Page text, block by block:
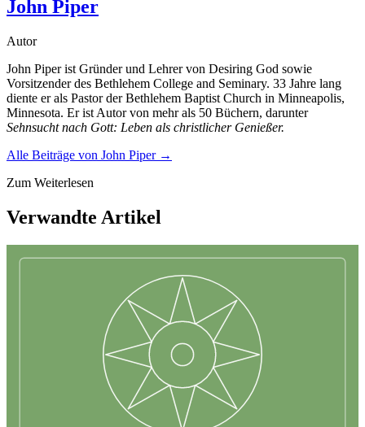
John Piper
Autor
John Piper ist Gründer und Lehrer von Desiring God sowie
Vorsitzender des Bethlehem College and Seminary. 33 Jahre lang
diente er als Pastor der Bethlehem Baptist Church in Minneapolis,
Minnesota. Er ist Autor von mehr als 50 Büchern, darunter
Sehnsucht nach Gott: Leben als christlicher Genießer.
Alle Beiträge von John Piper→
Zum Weiterlesen
Verwandte Artikel